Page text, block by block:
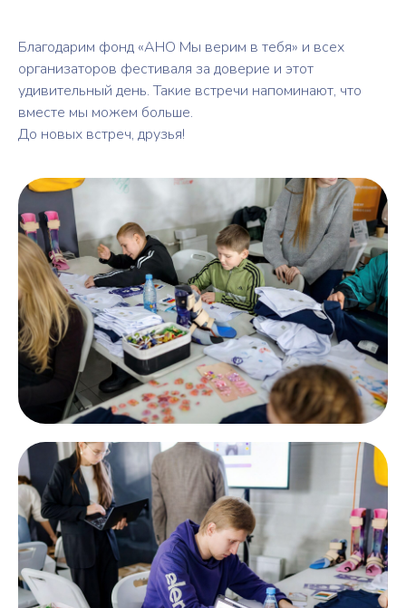
Благодарим фонд «АНО Мы верим в тебя» и всех
организаторов фестиваля за доверие и этот
удивительный день. Такие встречи напоминают, что
вместе мы можем больше.
До новых встреч, друзья!